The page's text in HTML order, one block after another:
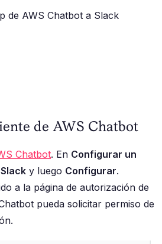
de AWS Chatbot a Slack
de AWS Chatbot
Chatbot. En Configurar un
Slack y luego Configurar.
a la página de autorización de
pueda solicitar permiso de